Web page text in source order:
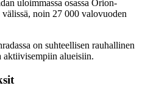
uloimmassa osassa Orion-
noin 27 000 valovuoden
on suhteellisen rauhallinen
aktiivisempiin alueisiin.